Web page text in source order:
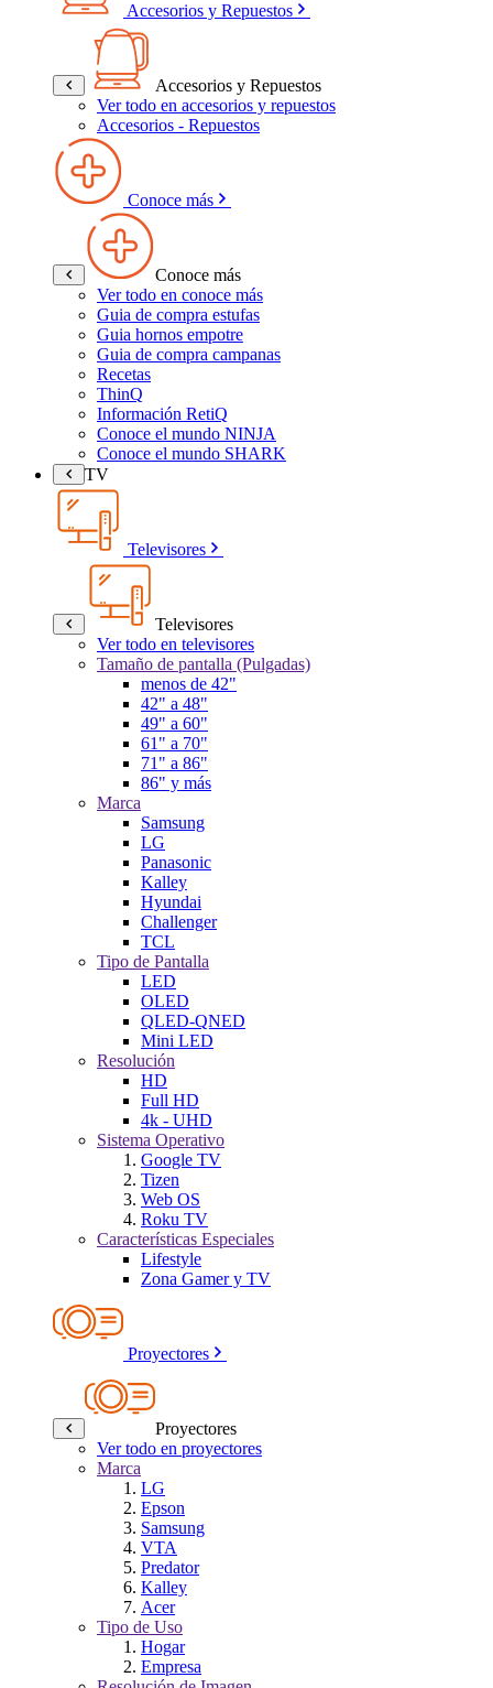
Accesorios y Repuestos
Accesorios y Repuestos
Ver todo en accesorios y repuestos
Accesorios - Repuestos
Conoce más
Conoce más
Ver todo en conoce más
Guia de compra estufas
Guia hornos empotre
Guia de compra campanas
Recetas
ThinQ
Información RetiQ
Conoce el mundo NINJA
Conoce el mundo SHARK
TV
Televisores
Televisores
Ver todo en televisores
Tamaño de pantalla (Pulgadas)
menos de 42"
42" a 48"
49" a 60"
61" a 70"
71" a 86"
86" y más
Marca
Samsung
LG
Panasonic
Kalley
Hyundai
Challenger
TCL
Tipo de Pantalla
LED
OLED
QLED-QNED
Mini LED
Resolución
HD
Full HD
4k - UHD
Sistema Operativo
Google TV
Tizen
Web OS
Roku TV
Características Especiales
Lifestyle
Zona Gamer y TV
Proyectores
Proyectores
Ver todo en proyectores
Marca
LG
Epson
Samsung
VTA
Predator
Kalley
Acer
Tipo de Uso
Hogar
Empresa